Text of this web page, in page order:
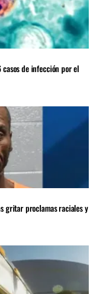
de infección por el
gritar proclamas raciales y